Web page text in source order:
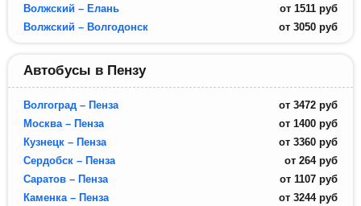
Волжский – Елань
от 1511 руб
Волжский – Волгодонск
от 3050 руб
Автобусы в Пензу
Волгоград – Пенза от 3472 руб
Москва – Пенза
от 1400 руб
Кузнецк – Пенза
от 3360 руб
Сердобск – Пенза
от 264 руб
Саратов – Пенза
от 1107 руб
Каменка – Пенза
от 3244 руб